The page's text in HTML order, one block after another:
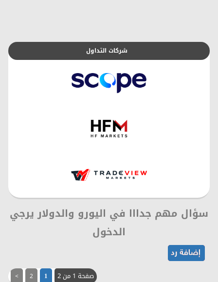
شركات التداول
سؤال مهم جدااا في اليورو والدولار يرجي
الدخول
صفحة 1 من 2 1
2
>